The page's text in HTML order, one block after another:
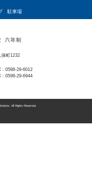
駐車場
保町1232
: 0598-29-6012
: 0598-29-6944
All Rights Reserved.